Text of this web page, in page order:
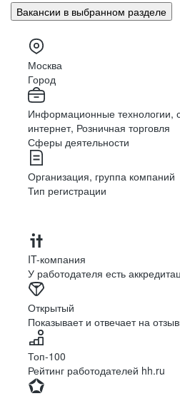
Вакансии в выбранном разделе
Москва
Город
Информационные технологии,
интернет, Розничная торговля
Сферы деятельности
Организация, группа компаний
Тип регистрации
IT-компания
У работодателя есть
Открытый
Показывает и отвечает на
Топ-100
Рейтинг работодателей hh.ru